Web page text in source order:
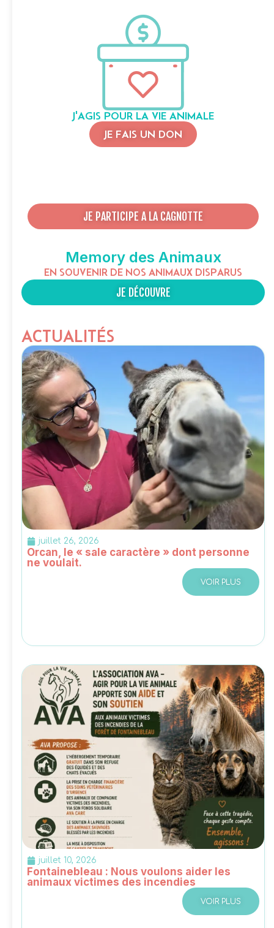
J'AGIS POUR LA VIE ANIMALE
JE FAIS UN DON
JE PARTICIPE A LA CAGNOTTE
Memory des Animaux
EN SOUVENIR DE NOS ANIMAUX DISPARUS
JE DÉCOUVRE
ACTUALITÉS
juillet 26, 2026
Orcan, le « sale caractère » dont personne
ne voulait.
VOIR PLUS
juillet 10, 2026
Fontainebleau : Nous voulons aider les
animaux victimes des incendies
VOIR PLUS